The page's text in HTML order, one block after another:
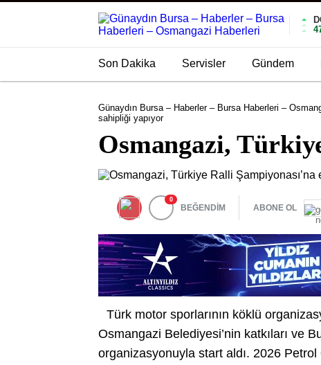
Son Dakika Servisler Gündem
Günaydın Bursa – Haberler – Bursa Haberleri –
sahipliği yapıyor
Osmangazi,
0
BEĞENDİM ABONE OL
Türk motor sporlarının köklü
Osmangazi Belediyesi’nin katkıları ve
organizasyonuyla start aldı. 2026